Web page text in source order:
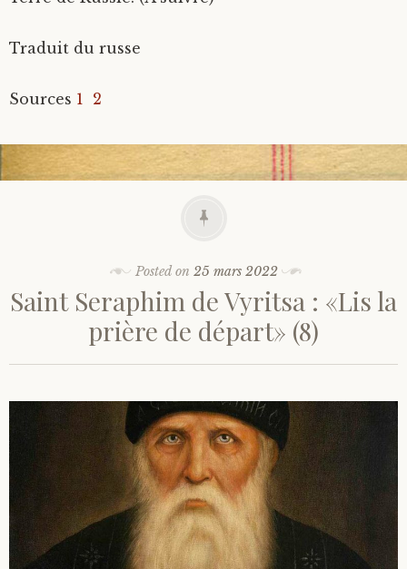
Traduit du russe
Sources 1 2
Posted on 25 mars 2022
Saint Seraphim de Vyritsa : «Lis la
prière de départ» (8)